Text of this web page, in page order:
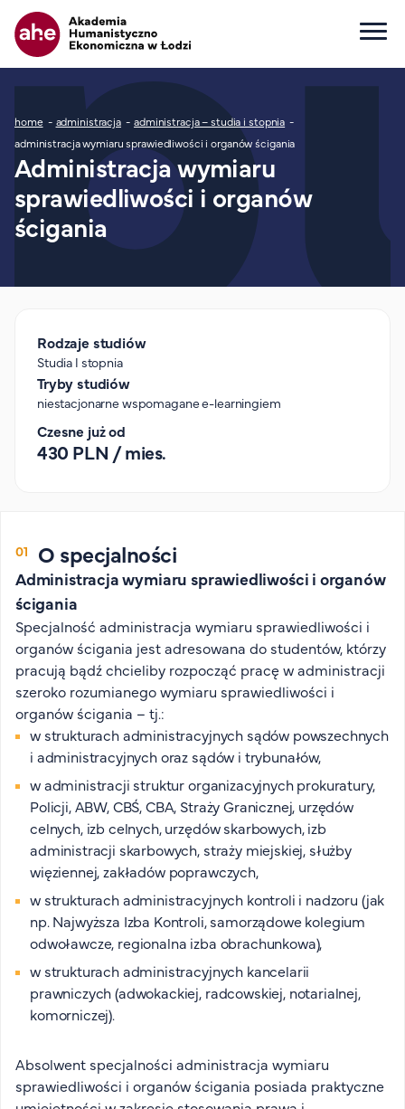
Główna nawigacja
Dla kandydata
Wszystkie kierunki
Studia I stopnia
Studia II stopnia
Studia jednolite magisterskie
Opłaty za studia
Dla studenta
Aktualności
O rekrutacji
Jak zostać studentem AHE
Biuro rekrutacji
Zasady przyjęcia na studia
Harmonogram przyjęć na studia
O PUW
O nas
Akademia Online
Jak się studiuje przez Internet?
FAQ
Nasi wykładowcy
Strefa wiedzy
Kontakt
Górny pasek
Rekrutacja
Platforma zdalnego nauczania
Ścieżka nawigacyjna
home administracja
administracja – studia i stopnia
administracja wymiaru sprawiedliwości i organów ścigania
Administracja wymiaru
sprawiedliwości i organów
ścigania
Rodzaje studiów
Studia I stopnia
Tryby studiów
niestacjonarne wspomagane e-learningiem
Czesne już od
430 PLN / mies.
O specjalności
Administracja wymiaru sprawiedliwości i organów
ścigania
Specjalność administracja wymiaru sprawiedliwości i
organów ścigania jest adresowana do studentów, którzy
pracują bądź chcieliby rozpocząć pracę w administracji
szeroko rozumianego wymiaru sprawiedliwości i
organów ścigania – tj.:
w strukturach administracyjnych sądów powszechnych
i administracyjnych oraz sądów i trybunałów,
w administracji struktur organizacyjnych prokuratury,
Policji, ABW, CBŚ, CBA, Straży Granicznej, urzędów
celnych, izb celnych, urzędów skarbowych, izb
administracji skarbowych, straży miejskiej, służby
więziennej, zakładów poprawczych,
w strukturach administracyjnych kontroli i nadzoru (jak
np. Najwyższa Izba Kontroli, samorządowe kolegium
odwoławcze, regionalna izba obrachunkowa),
w strukturach administracyjnych kancelarii
prawniczych (adwokackiej, radcowskiej, notarialnej,
komorniczej).
Absolwent specjalności administracja wymiaru
sprawiedliwości i organów ścigania posiada praktyczne